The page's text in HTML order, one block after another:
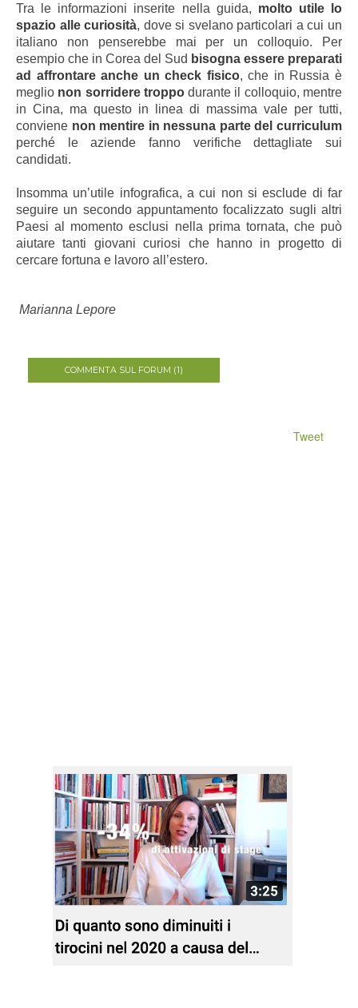
Tra le informazioni inserite nella guida, molto utile lo
spazio alle curiosità, dove si svelano particolari a cui un
italiano non penserebbe mai per un colloquio. Per
esempio che in Corea del Sud bisogna essere preparati
ad affrontare anche un check fisico, che in Russia è
meglio non sorridere troppodurante il colloquio, mentre
in Cina, ma questo in linea di massima vale per tutti,
conviene non mentire in nessuna parte del curriculum
perché le aziende fanno verifiche dettagliate sui
candidati.
Insomma un’utile infografica, a cui non si esclude di far
seguire un secondo appuntamento focalizzato sugli altri
Paesi al momento esclusi nella prima tornata, che può
aiutare tanti giovani curiosi che hanno in progetto di
cercare fortuna e lavoro all’estero.
Marianna Lepore
COMMENTA SUL FORUM (1)
Tweet